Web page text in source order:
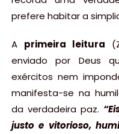
prefere habitar a
A primeira leitura
enviado por Deus
exércitos nem
manifesta-se na
da verdadeira paz.
justo e vitorioso,